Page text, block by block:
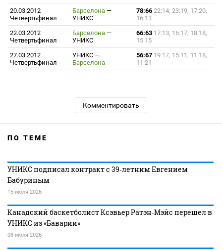
20.03.2012
Четвертьфинал
Барселона —
УНИКС
78:66 22:14, 23:19, 17:20,
16:13
22.03.2012
Четвертьфинал
Барселона —
УНИКС
66:63 17:13, 16:17, 18:18,
15:15
27.03.2012
Четвертьфинал
УНИКС —
Барселона
56:67 19:17, 15:11, 11:18,
11:21
Комментировать
ПО ТЕМЕ
УНИКС подписал контракт с 39‑летним Евгением
Бабуриным
15 июля 2026
Канадский баскетболист Ксэвьер Ратэн‑Мэйс перешел в
УНИКС из «Баварии»
08 июля 2026